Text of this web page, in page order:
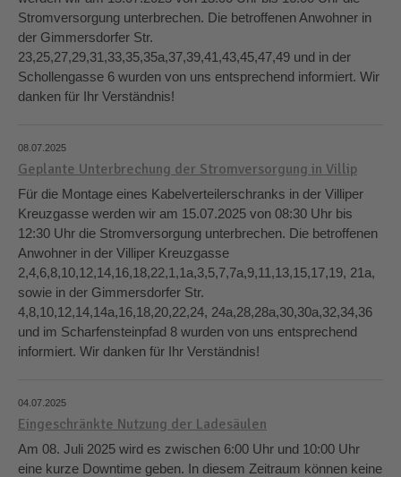
Stromversorgung unterbrechen. Die betroffenen Anwohner in
der Gimmersdorfer Str.
23,25,27,29,31,33,35,35a,37,39,41,43,45,47,49 und in der
Schollengasse 6 wurden von uns entsprechend informiert. Wir
danken für Ihr Verständnis!
08.07.2025
Geplante Unterbrechung der Stromversorgung in Villip
Für die Montage eines Kabelverteilerschranks in der Villiper
Kreuzgasse werden wir am 15.07.2025 von 08:30 Uhr bis
12:30 Uhr die Stromversorgung unterbrechen. Die betroffenen
Anwohner in der Villiper Kreuzgasse
2,4,6,8,10,12,14,16,18,22,1,1a,3,5,7,7a,9,11,13,15,17,19, 21a,
sowie in der Gimmersdorfer Str.
4,8,10,12,14,14a,16,18,20,22,24, 24a,28,28a,30,30a,32,34,36
und im Scharfensteinpfad 8 wurden von uns entsprechend
informiert. Wir danken für Ihr Verständnis!
04.07.2025
Eingeschränkte Nutzung der Ladesäulen
Am 08. Juli 2025 wird es zwischen 6:00 Uhr und 10:00 Uhr
eine kurze Downtime geben. In diesem Zeitraum können keine